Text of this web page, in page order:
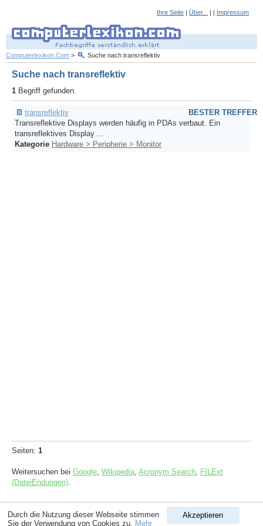
Ihre Seite | Über... | | Impressum
Computerlexikon.Com > Suche nach transreflektiv
Suche nach transreflektiv
1 Begriff gefunden.
BESTER TREFFER
transreflektiv
Transreflektive Displays werden häufig in PDAs verbaut. Ein
transreflektives Display ...
Kategorie Hardware > Peripherie > Monitor
Seiten: 1
Weitersuchen bei Google Wikipedia Acronym Search FILExt
(DateiEndungen)
Akzeptieren
Durch die Nutzung dieser Webseite stimmen
Sie der Verwendung von Cookies zu. Mehr
| All rights reserved.